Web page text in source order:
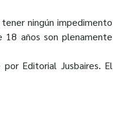
ningún impedimento
18 años son plenamente
Editorial Jusbaires. El